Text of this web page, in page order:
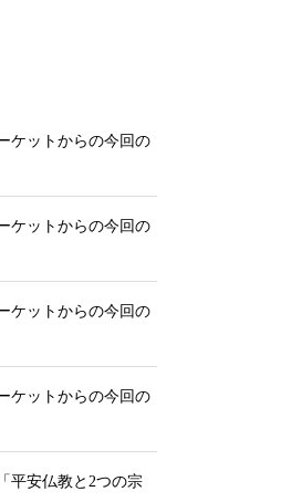
ケットからの今回の
ケットからの今回の
ケットからの今回の
ケットからの今回の
平安仏教と2つの宗